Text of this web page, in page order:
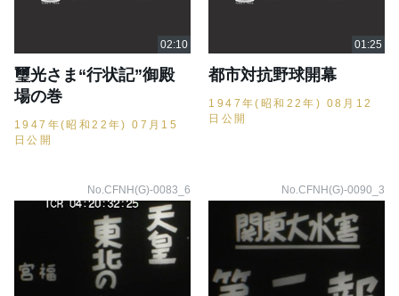
璽光さま“行状記”御殿
場の巻
1947年(昭和22年) 07月15
日公開
都市対抗野球開幕
1947年(昭和22年) 08月12
日公開
No.CFNH(G)-0083_6 No.CFNH(G)-0090_3